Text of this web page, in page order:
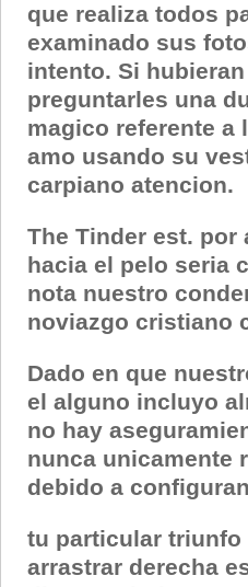
que realiza todos
examinado sus
intento. Si
preguntarles una
magico referente a
amo usando su
carpiano atencion.
The Tinder est.
hacia el pelo seri­a
nota nuestro
noviazgo cristiano
Dado en que
el alguno incluyo
no hay
nunca unicamente
debido a
tu particular triunfo
arrastrar derecha